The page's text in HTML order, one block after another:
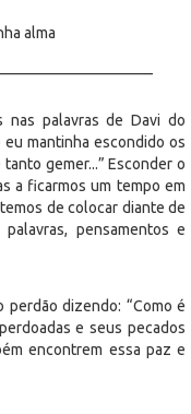
alma
nas palavras de Davi do
eu mantinha escondido os
gemer...” Esconder o
a ficarmos um tempo em
de colocar diante de
pensamentos e
perdão dizendo: “Como é
e seus pecados
encontrem essa paz e